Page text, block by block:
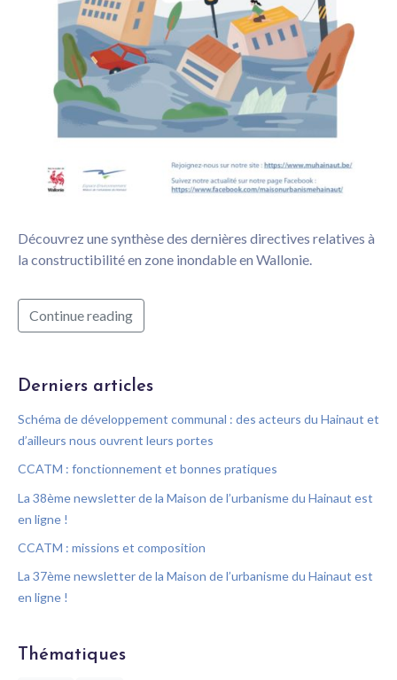
Découvrez une synthèse des dernières directives relatives à
la constructibilité en zone inondable en Wallonie.
Continue reading
Derniers articles
Schéma de développement communal : des acteurs du Hainaut et
d’ailleurs nous ouvrent leurs portes
CCATM : fonctionnement et bonnes pratiques
La 38ème newsletter de la Maison de l’urbanisme du Hainaut est
en ligne !
CCATM : missions et composition
La 37ème newsletter de la Maison de l’urbanisme du Hainaut est
en ligne !
Thématiques